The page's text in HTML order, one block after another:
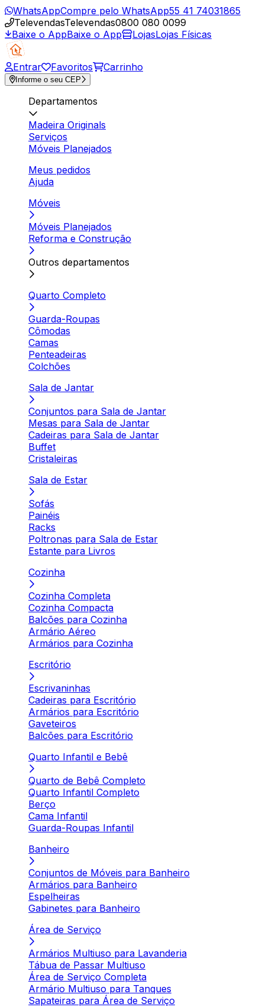
WhatsAppCompre pelo WhatsApp55 41 74031865
TelevendasTelevendas0800 080 0099
Baixe o AppBaixe o App LojasLojas Físicas
Entrar Favoritos Carrinho
Informe o seu CEP
Departamentos
Madeira Originals
Serviços
Móveis Planejados
Meus pedidos
Ajuda
Móveis
Móveis Planejados
Reforma e Construção
Outros departamentos
Quarto Completo
Guarda-Roupas
Cômodas
Camas
Penteadeiras
Colchões
Sala de Jantar
Conjuntos para Sala de Jantar
Mesas para Sala de Jantar
Cadeiras para Sala de Jantar
Buffet
Cristaleiras
Sala de Estar
Sofás
Painéis
Racks
Poltronas para Sala de Estar
Estante para Livros
Cozinha
Cozinha Completa
Cozinha Compacta
Balcões para Cozinha
Armário Aéreo
Armários para Cozinha
Escritório
Escrivaninhas
Cadeiras para Escritório
Armários para Escritório
Gaveteiros
Balcões para Escritório
Quarto Infantil e Bebê
Quarto de Bebê Completo
Quarto Infantil Completo
Berço
Cama Infantil
Guarda-Roupas Infantil
Banheiro
Conjuntos de Móveis para Banheiro
Armários para Banheiro
Espelheiras
Gabinetes para Banheiro
Área de Serviço
Armários Multiuso para Lavanderia
Tábua de Passar Multiuso
Área de Serviço Completa
Armário Multiuso para Tanques
Sapateiras para Área de Serviço